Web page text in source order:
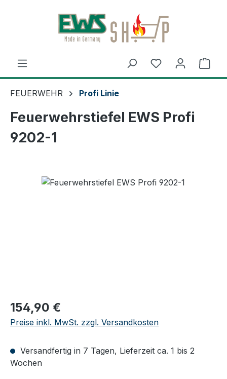
Zum Hauptinhalt springen
FEUERWEHR Profi Linie
Feuerwehrstiefel EWS Profi
9202-1
Regulärer Preis:
154,90 €
Preise inkl. MwSt. zzgl. Versandkosten
Versandfertig in 7 Tagen, Lieferzeit ca. 1 bis 2
Wochen